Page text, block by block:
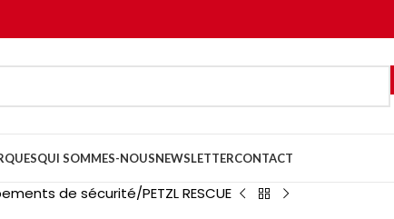
QUI SOMMES-NOUSNEWSLETTERCONTACT
de sécurité PETZL RESCUE